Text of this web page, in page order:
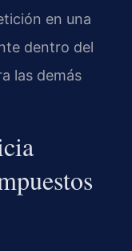
en una
dentro del
las demás